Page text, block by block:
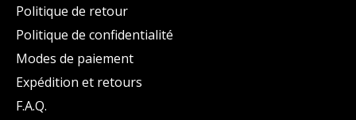
Politique de retour
Politique de confidentialité
Modes de paiement
Expédition et retours
F.A.Q.